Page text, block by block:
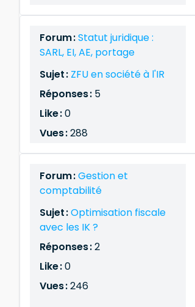
Forum :Statut juridique :
SARL, EI, AE, portage
Sujet : ZFU en société à l'IR
Réponses : 5
Like :0
Vues :288
Forum :Gestion et
comptabilité
Sujet :Optimisation fiscale
avec les IK ?
Réponses :2
Like :0
Vues :246